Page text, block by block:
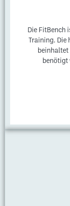
Die FitBench
Training.
beinhaltet
benötigt